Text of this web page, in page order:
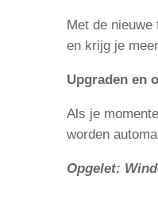
Met de
en krijg je
Upgraden en
Als je
worden
Opgelet: